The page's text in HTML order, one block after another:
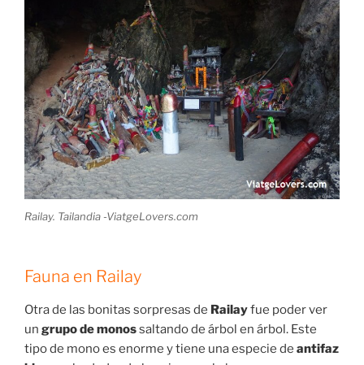
Railay. Tailandia -ViatgeLovers.com
Fauna en Railay
Otra de las bonitas sorpresas de Railayfue poder ver
un grupo de monossaltando de árbol en árbol. Este
tipo de mono es enorme y tiene una especie de antifaz